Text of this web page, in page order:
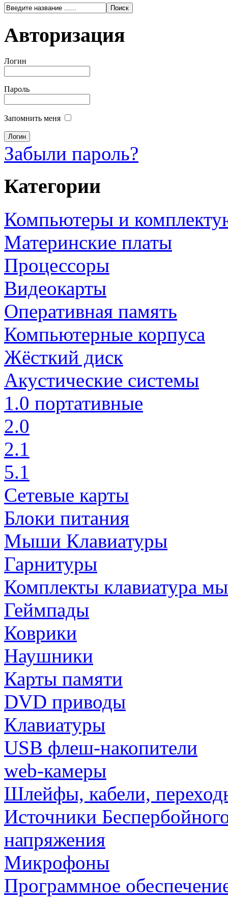
Авторизация
Логин
Пароль
Запомнить меня
Забыли пароль?
Категории
Компьютеры и
Материнские платы
Процессоры
Видеокарты
Оперативная память
Компьютерные корпуса
Жёсткий диск
Акустические системы
1.0 портативные
2.0
2.1
5.1
Сетевые карты
Блоки питания
Мыши Клавиатуры
Гарнитуры
Комплекты клавиатура
Геймпады
Коврики
Наушники
Карты памяти
DVD приводы
Клавиатуры
USB флеш-накопители
web-камеры
Шлейфы, кабели,
Источники
напряжения
Микрофоны
Программное